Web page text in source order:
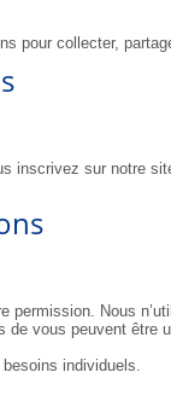
pour collecter,
inscrivez sur notre
permission. Nous
de vous peuvent être
individuels.